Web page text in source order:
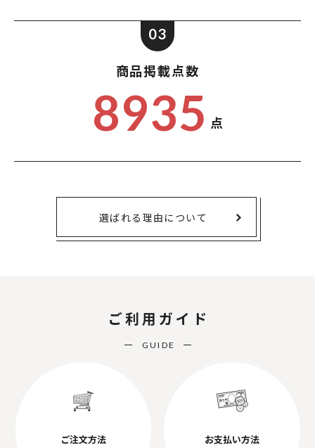
03
商品掲載点数
8935 点
選ばれる理由について
ご利用ガイド
GUIDE
ご注文方法 お支払い方法